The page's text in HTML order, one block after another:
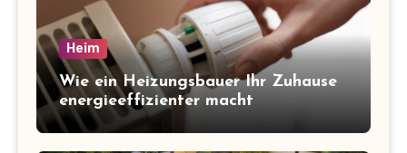
Heim
Wie ein Heizungsbauer Ihr Zuhause
energieeffizienter macht